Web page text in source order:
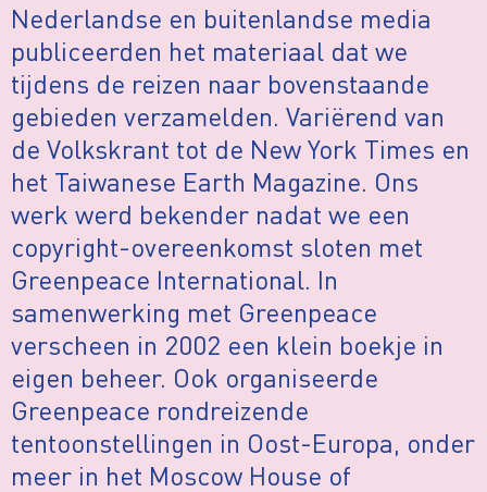
Nederlandse en buitenlandse media
publiceerden het materiaal dat we
tijdens de reizen naar bovenstaande
gebieden verzamelden. Variërend van
de Volkskrant tot de New York Times en
het Taiwanese Earth Magazine. Ons
werk werd bekender nadat we een
copyright-overeenkomst sloten met
Greenpeace International. In
samenwerking met Greenpeace
verscheen in 2002 een klein boekje in
eigen beheer. Ook organiseerde
Greenpeace rondreizende
tentoonstellingen in Oost-Europa, onder
meer in het Moscow House of